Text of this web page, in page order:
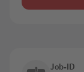
Job-ID